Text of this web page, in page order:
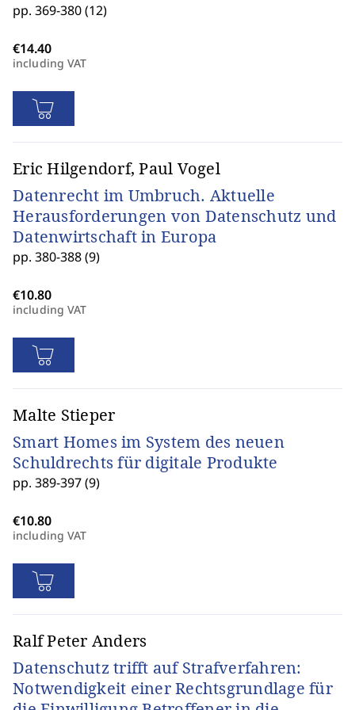
pp. 369-380 (12)
including VAT
Eric Hilgendorf, Paul Vogel
Datenrecht im Umbruch. Aktuelle
Herausforderungen von Datenschutz und
Datenwirtschaft in Europa
pp. 380-388 (9)
including VAT
Malte Stieper
Smart Homes im System des neuen
Schuldrechts für digitale Produkte
pp. 389-397 (9)
including VAT
Ralf Peter Anders
Datenschutz trifft auf Strafverfahren:
Notwendigkeit einer Rechtsgrundlage für